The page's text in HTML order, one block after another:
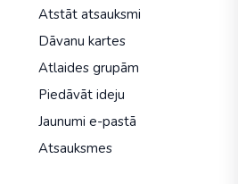
Atstāt atsauksmi
Dāvanu kartes
Atlaides grupām
Piedāvāt ideju
Jaunumi e-pastā
Atsauksmes